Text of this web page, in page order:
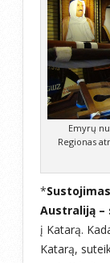
Emyrų
Regionas
*
Australiją –
į Katarą.
Katarą,